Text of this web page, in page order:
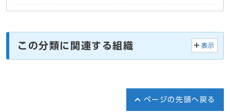
この分類に関連する組織 表示
ページの先頭へ戻る